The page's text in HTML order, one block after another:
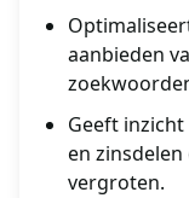
aanbieden
Geeft
en
vergroten.